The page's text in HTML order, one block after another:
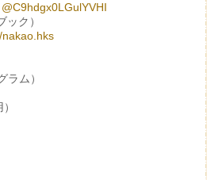
@C9hdgx0LGulYVHI
ク）
ラム）